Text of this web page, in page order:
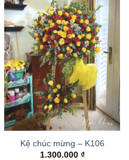
Kệ chúc mừng – K106
1.300.000 ₫